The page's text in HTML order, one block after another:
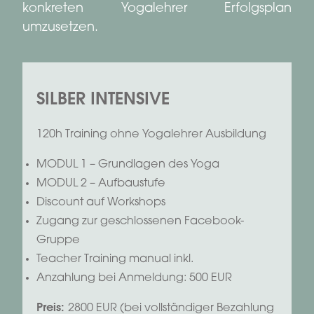
konkreten Yogalehrer Erfolgsplan
umzusetzen.
SILBER INTENSIVE
120h Training ohne Yogalehrer Ausbildung
MODUL 1 – Grundlagen des Yoga
MODUL 2 – Aufbaustufe
Discount auf Workshops
Zugang zur geschlossenen Facebook-
Gruppe
Teacher Training manual inkl.
Anzahlung bei Anmeldung: 500 EUR
Preis: 2800 EUR (bei vollständiger Bezahlung